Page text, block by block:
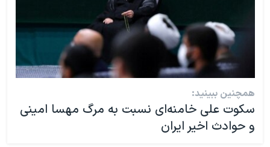
همچنین ببینید:
سکوت علی خامنه‌ای نسبت به مرگ مهسا‌ امینی
و حوادث اخیر ایران